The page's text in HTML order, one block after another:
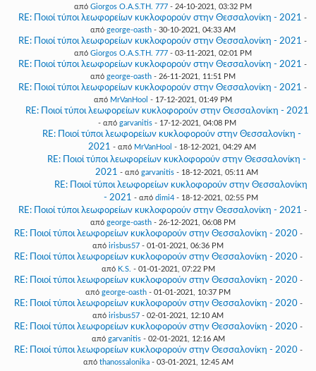
από Giorgos O.A.S.TH. 777- 24-10-2021, 03:32 PM
RE: Ποιοί τύποι λεωφορείων κυκλοφορούν στην Θεσσαλονίκη - 2021 -
από george-oasth- 30-10-2021, 04:33 AM
RE: Ποιοί τύποι λεωφορείων κυκλοφορούν στην Θεσσαλονίκη - 2021 -
από Giorgos O.A.S.TH. 777- 03-11-2021, 02:01 PM
RE: Ποιοί τύποι λεωφορείων κυκλοφορούν στην Θεσσαλονίκη - 2021 -
από george-oasth- 26-11-2021, 11:51 PM
RE: Ποιοί τύποι λεωφορείων κυκλοφορούν στην Θεσσαλονίκη - 2021 -
από MrVanHool - 17-12-2021, 01:49 PM
RE: Ποιοί τύποι λεωφορείων κυκλοφορούν στην Θεσσαλονίκη - 2021
- από garvanitis - 17-12-2021, 04:08 PM
RE: Ποιοί τύποι λεωφορείων κυκλοφορούν στην Θεσσαλονίκη -
2021 - από MrVanHool - 18-12-2021, 04:29 AM
RE: Ποιοί τύποι λεωφορείων κυκλοφορούν στην Θεσσαλονίκη -
2021 - από garvanitis- 18-12-2021, 05:11 AM
RE: Ποιοί τύποι λεωφορείων κυκλοφορούν στην Θεσσαλονίκη
- 2021 - από dimi4 - 18-12-2021, 02:55 PM
RE: Ποιοί τύποι λεωφορείων κυκλοφορούν στην Θεσσαλονίκη - 2021 -
από george-oasth- 26-12-2021, 06:08 PM
RE: Ποιοί τύποι λεωφορείων κυκλοφορούν στην Θεσσαλονίκη - 2020 -
από irisbus57 - 01-01-2021, 06:36 PM
RE: Ποιοί τύποι λεωφορείων κυκλοφορούν στην Θεσσαλονίκη - 2020 -
από K.S. - 01-01-2021, 07:22 PM
RE: Ποιοί τύποι λεωφορείων κυκλοφορούν στην Θεσσαλονίκη - 2020 -
από george-oasth - 01-01-2021, 10:37 PM
RE: Ποιοί τύποι λεωφορείων κυκλοφορούν στην Θεσσαλονίκη - 2020 -
από irisbus57 - 02-01-2021, 12:10 AM
RE: Ποιοί τύποι λεωφορείων κυκλοφορούν στην Θεσσαλονίκη - 2020 -
από garvanitis- 02-01-2021, 12:16 AM
RE: Ποιοί τύποι λεωφορείων κυκλοφορούν στην Θεσσαλονίκη - 2020 -
από thanossalonika- 03-01-2021, 12:45 AM